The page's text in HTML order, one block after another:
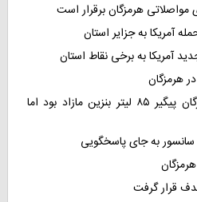
مواصلاتی هرمزگان برقرار است
آمریکا به جزایر استان
آمریکا به برخی نقاط استان
نماینده مجلس: استاندار هرمزگان پیگیر ۸۵ لیتر بنزین مازاد بود اما
سانسور به جای پاسخگویی
قرار گرفت